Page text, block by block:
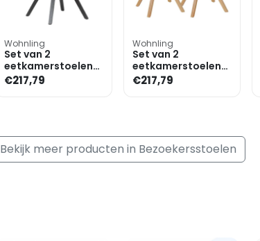
Wohnling
Set van 2
eetkamerstoelen
kunststof zwart
€217,79
Wohnling
Set van 2
eetkamerstoelen
»Lima« kunststof
€217,79
Bekijk meer producten in Bezoekersstoelen